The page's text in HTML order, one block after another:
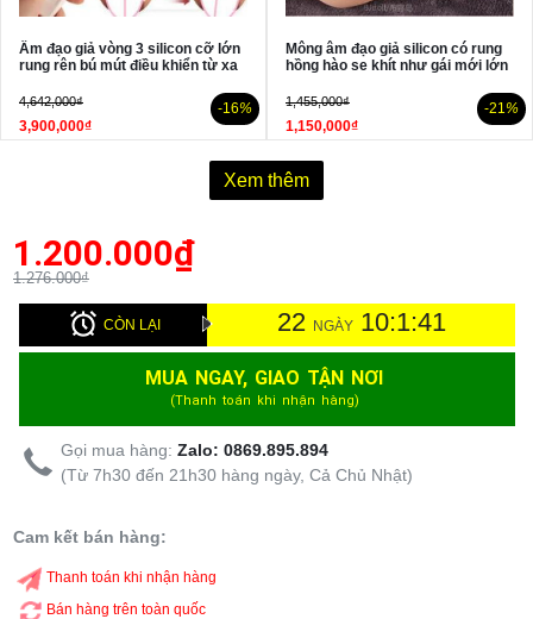
Âm đạo giả vòng 3 silicon cỡ lớn
rung rên bú mút điều khiển từ xa
4,642,000₫
3,900,000₫
-16%
Mông âm đạo giả silicon có rung
hồng hào se khít như gái mới lớn
1,455,000₫
1,150,000₫
-21%
Xem thêm
1.200.000₫
1.276.000₫
CÒN LẠI 22 NGÀY10:1:41
MUA NGAY, GIAO TẬN NƠI
(Thanh toán khi nhận hàng)
Gọi mua hàng: Zalo: 0869.895.894
(Từ 7h30 đến 21h30 hàng ngày, Cả Chủ Nhật)
Cam kết bán hàng:
Thanh toán khi nhận hàng
Bán hàng trên toàn quốc